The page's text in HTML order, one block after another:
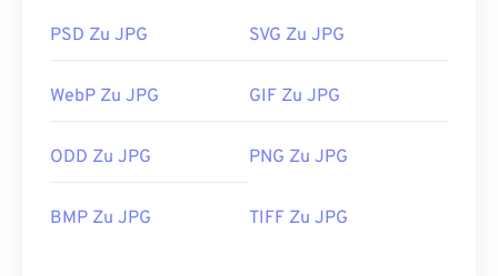
PSD Zu JPG SVG Zu JPG
WebP Zu JPG GIF Zu JPG
ODD Zu JPG PNG Zu JPG
BMP Zu JPG TIFF Zu JPG